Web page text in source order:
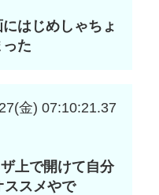
はじめしゃちょ
た
金) 07:10:21.37
上で開けて自分
ススメやで